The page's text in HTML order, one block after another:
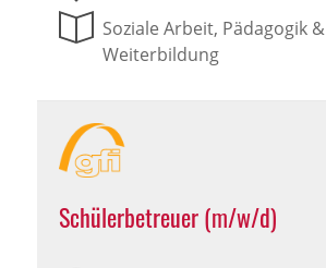
Soziale Arbeit, Pädagogik &
Weiterbildung
Schülerbetreuer (m/w/d)